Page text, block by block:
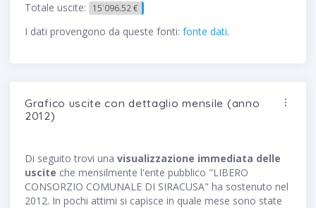
Totale uscite: 15˙096.52 €
I dati provengono da queste fonti: fonte dati.
Grafico uscite con dettaglio mensile (anno
2012)
Di seguito trovi una visualizzazione immediata delle
uscite che mensilmente l'ente pubblico "LIBERO
CONSORZIO COMUNALE DI SIRACUSA" ha sostenuto nel
2012. In pochi attimi si capisce in quale mese sono state